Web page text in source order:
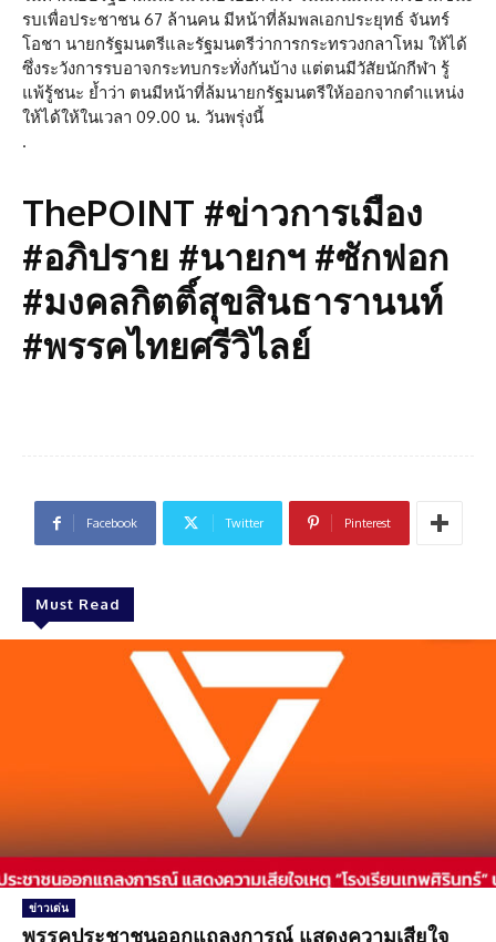
รบเพื่อประชาชน 67 ล้านคน มีหน้าที่ล้มพลเอกประยุทธ์ จันทร์
โอชา นายกรัฐมนตรีและรัฐมนตรีว่าการกระทรวงกลาโหม ให้ได้
ซึ่งระวังการรบอาจกระทบกระทั่งกันบ้าง แต่ตนมีวัสัยนักกีฬา รู้
แพ้รู้ชนะ ย้ำว่า ตนมีหน้าที่ล้มนายกรัฐมนตรีให้ออกจากตำแหน่ง
ให้ได้ให้ในเวลา 09.00 น. วันพรุ่งนี้
.
ThePOINT #ข่าวการเมือง
#อภิปราย #นายกฯ #ซักฟอก
#มงคลกิตติ์สุขสินธารานนท์
#พรรคไทยศรีวิไลย์
Facebook Twitter Pinterest
Must Read
ข่าวเด่น
พรรคประชาชนออกแถลงการณ์ แสดงความเสียใจ